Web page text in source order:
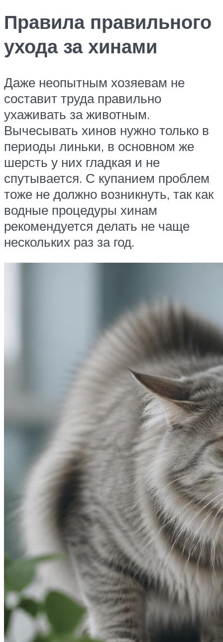
Правила правильного
ухода за хинами
Даже неопытным хозяевам не
составит труда правильно
ухаживать за животным.
Вычесывать хинов нужно только в
периоды линьки, в основном же
шерсть у них гладкая и не
спутывается. С купанием проблем
тоже не должно возникнуть, так как
водные процедуры хинам
рекомендуется делать не чаще
нескольких раз за год.